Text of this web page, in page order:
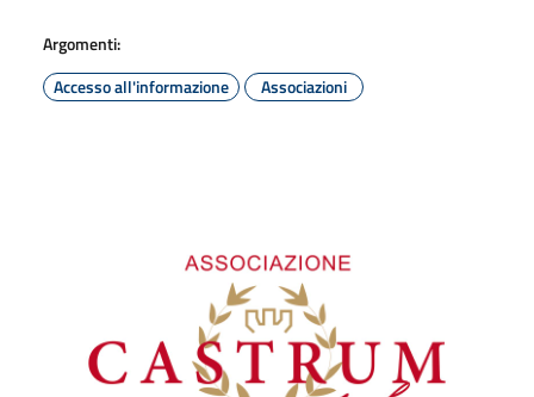
Argomenti:
Accesso all'informazione
Associazioni